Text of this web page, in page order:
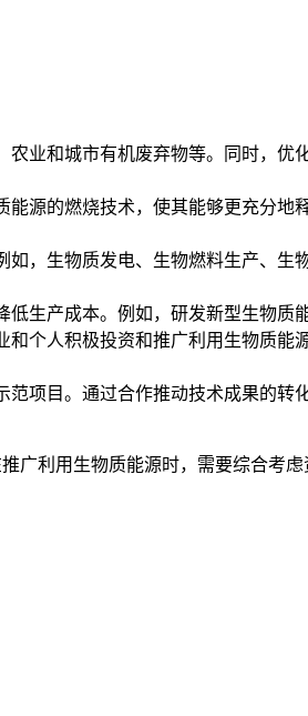
业和城市有机废弃物等。同时，优
源的燃烧技术，使其能够更充分地
，生物质发电、生物燃料生产、生
生产成本。例如，研发新型生物质
个人积极投资和推广利用生物质能
项目。通过合作推动技术成果的转
广利用生物质能源时，需要综合考